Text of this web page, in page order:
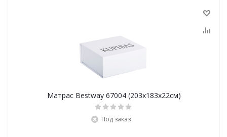
Матрас Bestway 67004 (203х183х22см)
Под заказ